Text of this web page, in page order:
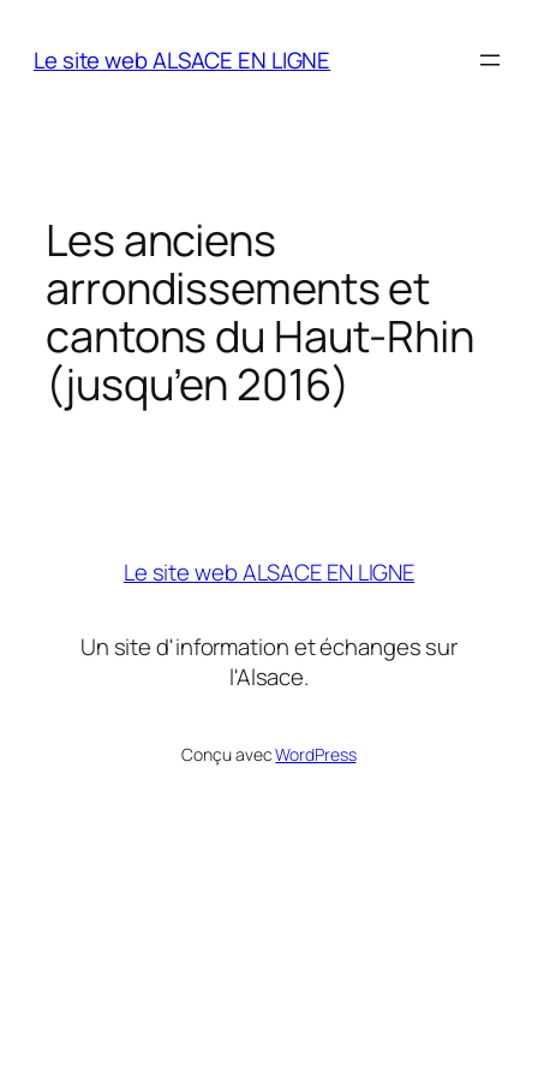
Le site web ALSACE EN LIGNE
Les anciens
arrondissements et
cantons du Haut-Rhin
(jusqu’en 2016)
Le site web ALSACE EN LIGNE
Un site d'information et échanges sur
l'Alsace.
Conçu avecWordPress